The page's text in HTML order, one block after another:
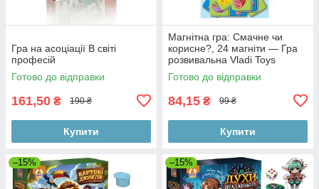
Гра на асоціації В світі
професій
Готово до відправки
161,50 ₴ 190 ₴
Купити
Магнітна гра: Смачне чи
корисне?, 24 магніти — Гра
розвивальна Vladi Toys
Готово до відправки
84,15 ₴ 99 ₴
Купити
–15% –15%